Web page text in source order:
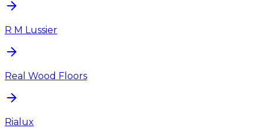
R M Lussier
Real Wood Floors
Rialux